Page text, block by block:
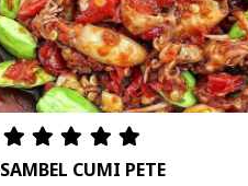
SAMBEL CUMI PETE